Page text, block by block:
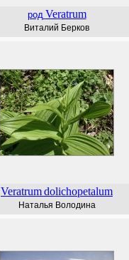
род Veratrum
Виталий Берков
Veratrumdolichopetalum
Наталья Володина